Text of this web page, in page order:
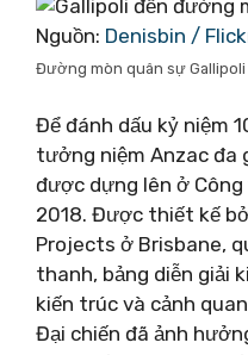
Nguồn: Denisbin /
Đường mòn quân sự
Để đánh dấu kỷ niệm
tưởng niệm Anzac đa
được dựng lên ở
2018. Được thiết kế
Projects ở Brisbane,
thanh, bảng diễn giải
kiến ​​trúc và cảnh
Đại chiến đã ảnh